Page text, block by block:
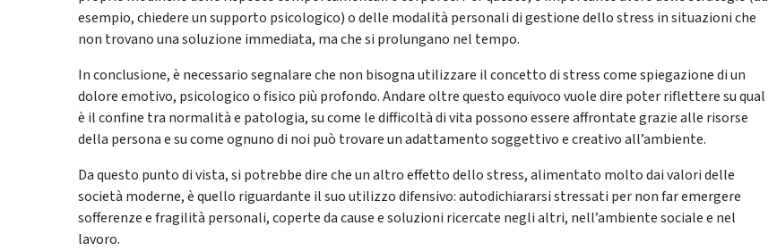
esempio, chiedere un supporto psicologico) o delle modalità personali di gestione dello stress in situazioni che
non trovano una soluzione immediata, ma che si prolungano nel tempo.
In conclusione, è necessario segnalare che non bisogna utilizzare il concetto di stress come spiegazione di un
dolore emotivo, psicologico o fisico più profondo. Andare oltre questo equivoco vuole dire poter riflettere su qual
è il confine tra normalità e patologia, su come le difficoltà di vita possono essere affrontate grazie alle risorse
della persona e su come ognuno di noi può trovare un adattamento soggettivo e creativo all’ambiente.
Da questo punto di vista, si potrebbe dire che un altro effetto dello stress, alimentato molto dai valori delle
società moderne, è quello riguardante il suo utilizzo difensivo: autodichiararsi stressati per non far emergere
sofferenze e fragilità personali, coperte da cause e soluzioni ricercate negli altri, nell’ambiente sociale e nel
lavoro.